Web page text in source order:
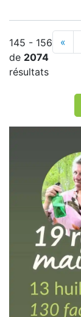
145 - 156
de 2074
résultats
«